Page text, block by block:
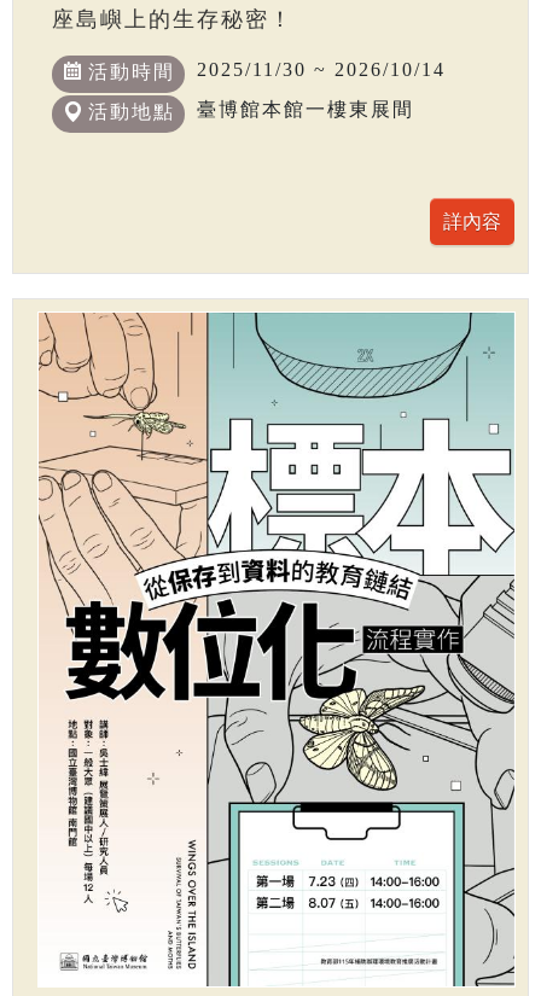
座島嶼上的生存秘密！
活動時間 2025/11/30 ~ 2026/10/14
活動地點 臺博館本館一樓東展間